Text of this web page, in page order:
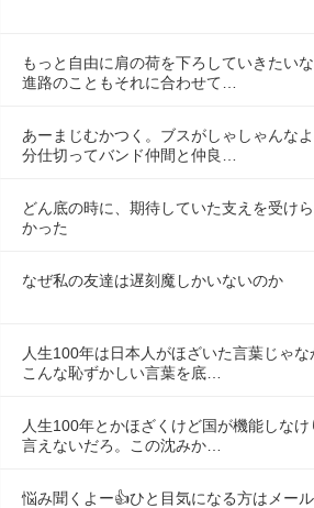
もっと自由に肩の荷を下ろしていきたい
進路のこともそれに合わせて…
あーまじむかつく。ブスがしゃしゃんな
分仕切ってバンド仲間と仲良…
どん底の時に、期待していた支えを受け
かった
なぜ私の友達は遅刻魔しかいないのか
人生100年は日本人がほざいた言葉じゃ
こんな恥ずかしい言葉を底…
人生100年とかほざくけど国が機能しな
言えないだろ。この沈みか…
悩み聞くよー👍ひと目気になる方はメー